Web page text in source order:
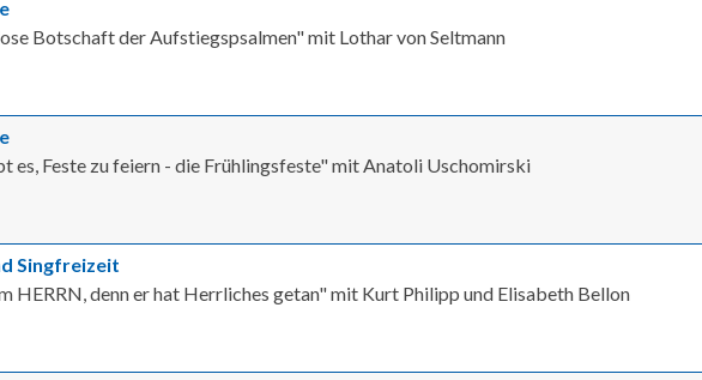
Botschaft der Aufstiegspsalmen" mit Lothar von Seltmann
es, Feste zu feiern - die Frühlingsfeste" mit Anatoli Uschomirski
Singfreizeit
HERRN, denn er hat Herrliches getan" mit Kurt Philipp und Elisabeth Bellon